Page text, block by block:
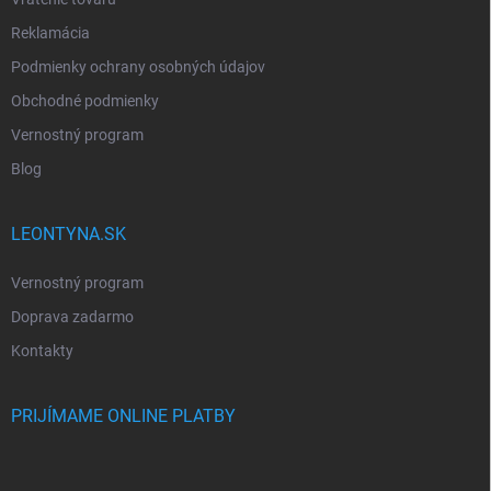
Reklamácia
Podmienky ochrany osobných údajov
Obchodné podmienky
Vernostný program
Blog
LEONTYNA.SK
Vernostný program
Doprava zadarmo
Kontakty
PRIJÍMAME ONLINE PLATBY